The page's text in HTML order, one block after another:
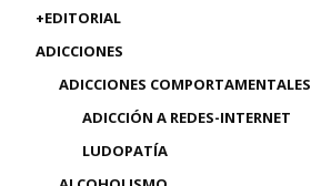
+EDITORIAL
ADICCIONES
ADICCIONES COMPORTAMENTALES
ADICCIÓN A REDES-INTERNET
LUDOPATÍA